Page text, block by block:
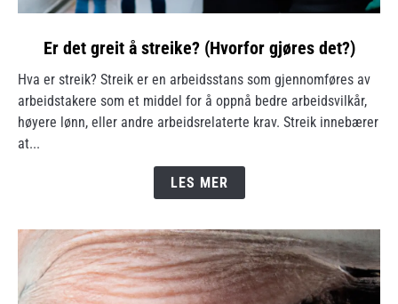
Er
det
greit
å
det?)
Er det greit å streike? (Hvorfor gjøres det?)
Hva er streik? Streik er en arbeidsstans som gjennomføres av
arbeidstakere som et middel for å oppnå bedre arbeidsvilkår,
høyere lønn, eller andre arbeidsrelaterte krav. Streik innebærer
at...
LES MER